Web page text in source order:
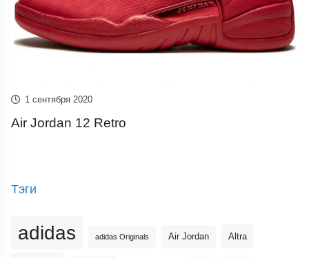
1 сентября 2020
Air Jordan 12 Retro
Тэги
adidas adidas Originals Air Jordan Altra